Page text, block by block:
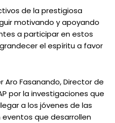
de la prestigiosa
motivando y apoyando
a participar en estos
el espíritu a favor
Aro Fasanando, Director de
por la investigaciones que
a los jóvenes de las
que desarrollen